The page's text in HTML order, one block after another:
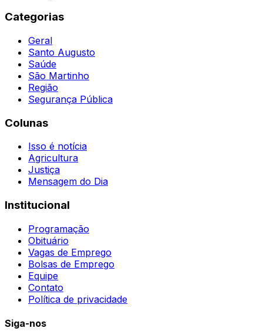
Categorias
Geral
Santo Augusto
Saúde
São Martinho
Região
Segurança Pública
Colunas
Isso é notícia
Agricultura
Justiça
Mensagem do Dia
Institucional
Programação
Obituário
Vagas de Emprego
Bolsas de Emprego
Equipe
Contato
Política de privacidade
Siga-nos